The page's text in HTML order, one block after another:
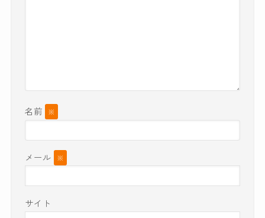
名前 ※
メール ※
サイト